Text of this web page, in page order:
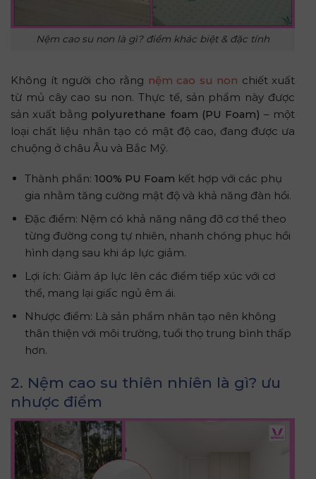
Nệm cao su non là gì? điểm khác biệt & đặc tính
Không ít người cho rằng nệm cao su non chiết xuất
từ mủ cây cao su non. Thực tế, sản phẩm này được
sản xuất bằng polyurethane foam (PU Foam) – một
loại chất liệu nhân tạo có mật độ cao, đang được ưa
chuộng ở châu Âu và Bắc Mỹ.
Thành phần: 100% PU Foam kết hợp với các phụ
gia nhằm tăng cường mật độ và khả năng đàn hồi.
Đặc điểm: Nệm có khả năng nâng đỡ cơ thể theo
từng đường cong tự nhiên, nhanh chóng phục hồi
hình dạng sau khi áp lực giảm.
Lợi ích: Giảm áp lực lên các điểm tiếp xúc với cơ
thể, mang lại giấc ngủ êm ái.
Nhược điểm: Là sản phẩm nhân tạo nên không
thân thiện với môi trường, tuổi thọ trung bình thấp
hơn.
2. Nệm cao su thiên nhiên là gì? ưu
nhược điểm